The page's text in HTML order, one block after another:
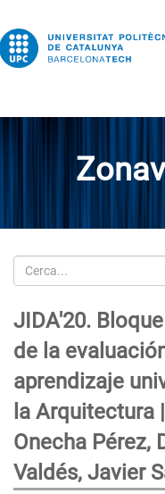
Cerca
JIDA'20.
de la
aprendizaje
la Arquitectura
Onecha Pérez,
Valdés, Javier